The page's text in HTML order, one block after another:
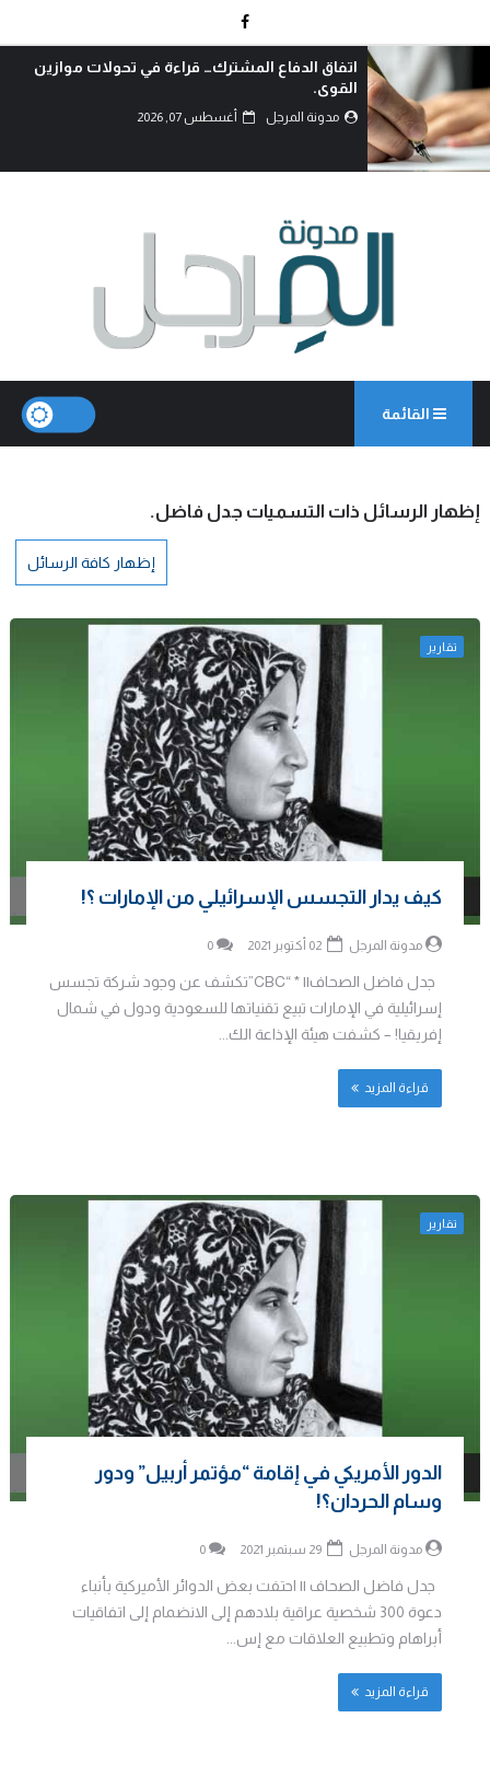
اتفاق الدفاع المشترك… قراءة في تحولات موازين
القوى.
مدونة المرجل أغسطس 07, 2026
القائمة
‏إظهار الرسائل ذات التسميات جدل فاضل.
إظهار كافة الرسائل
تقارير
كيف يدار التجسس الإسرائيلي من الإمارات ؟!
مدونة المرجل 0
جدل فاضل الصحاف|| * “CBC”تكشف عن وجود شركة تجسس
إسرائيلية في الإمارات تبيع تقنياتها للسعودية ودول في شمال
إفريقيا! – كشفت هيئة الإذاعة الك...
قراءة المزيد
تقارير
الدور اﻷمريكي في إقامة “مؤتمر أربيل” ودور
وسام الحردان؟!
مدونة المرجل 0
جدل فاضل الصحاف || احتفت بعض الدوائر الأميركية بأنباء
دعوة 300 شخصية عراقية بلادهم إلى الانضمام إلى اتفاقيات
أبراهام وتطبيع العلاقات مع إس...
قراءة المزيد